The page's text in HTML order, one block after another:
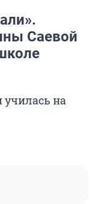
Саевой
на